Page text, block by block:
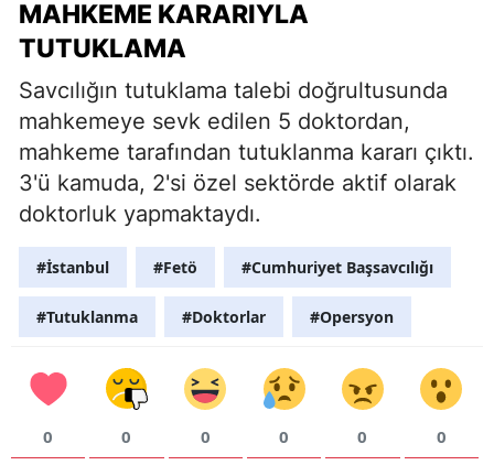
MAHKEME KARARIYLA
TUTUKLAMA
Savcılığın tutuklama talebi doğrultusunda
mahkemeye sevk edilen 5 doktordan,
mahkeme tarafından tutuklanma kararı çıktı.
3'ü kamuda, 2'si özel sektörde aktif olarak
doktorluk yapmaktaydı.
#İstanbul #Fetö #Cumhuriyet Başsavcılığı
#Tutuklanma #Doktorlar #Opersyon
0 0 0 0 0 0